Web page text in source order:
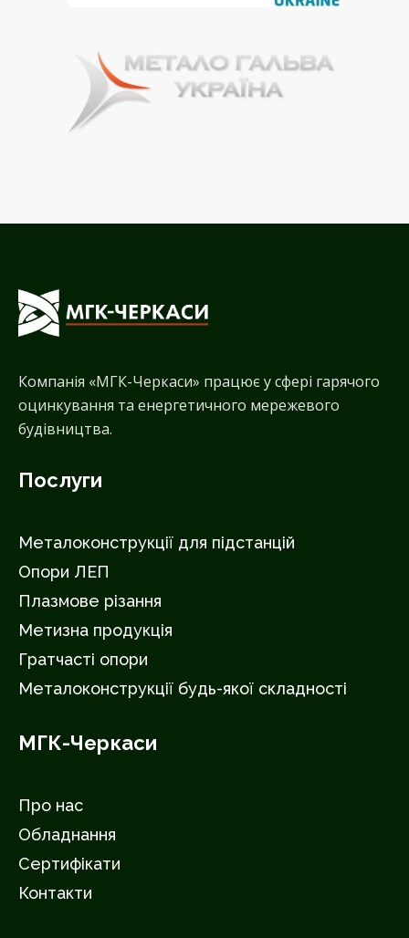
Компанія «МГК-Черкаси» працює у сфері гарячого
оцинкування та енергетичного мережевого
будівництва.
Послуги
Металоконструкції для підстанцій
Опори ЛЕП
Плазмове різання
Метизна продукція
Гратчасті опори
Металоконструкції будь-якої складності
МГК-Черкаси
Про нас
Обладнання
Сертифікати
Контакти